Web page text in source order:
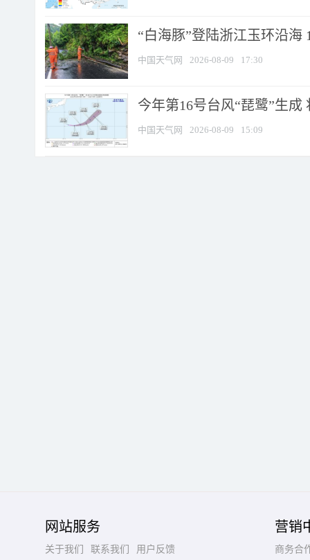
“白海豚”登陆浙江玉环沿海
中国天气网 2026-08-09 17:30
今年第16号台风“琵鹭”生
中国天气网 2026-08-09 15:09
网站服务
关于我们 联系我们
用户反馈
营销
商务合